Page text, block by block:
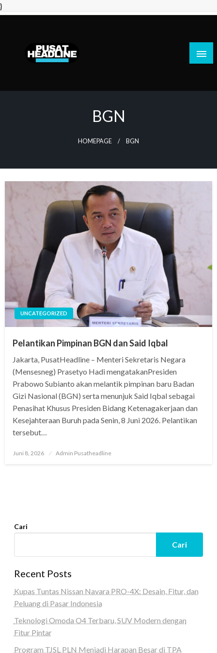
}Skip
to
BGN
HOMEPAGE BGN
UNCATEGORIZED
Pelantikan Pimpinan BGN dan Said Iqbal
Jakarta, PusatHeadline – Menteri Sekretaris Negara
(Mensesneg) Prasetyo Hadi mengatakanPresiden
Prabowo Subianto akan melantik pimpinan baru Badan
Gizi Nasional (BGN) serta menunjuk Said Iqbal sebagai
Penasihat Khusus Presiden Bidang Ketenagakerjaan dan
Kesejahteraan Buruh pada Senin, 8 Juni 2026. Pelantikan
tersebut…
Posted
Juni 8, 2026 Admin Pusatheadline
Cari
Cari
Recent Posts
Kupas Tuntas Nissan Navara PRO-4X: Desain, Fitur, dan
Peluang di Pasar Indonesia
Teknologi Omoda O4 Terbaru, SUV Modern dengan
Fitur Pintar
Program TJSL PLN Menjadi Harapan Besar di TPA